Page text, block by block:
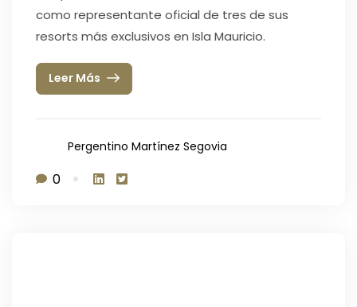
como representante oficial de tres de sus
resorts más exclusivos en Isla Mauricio.
Leer Más
Pergentino Martínez Segovia
0